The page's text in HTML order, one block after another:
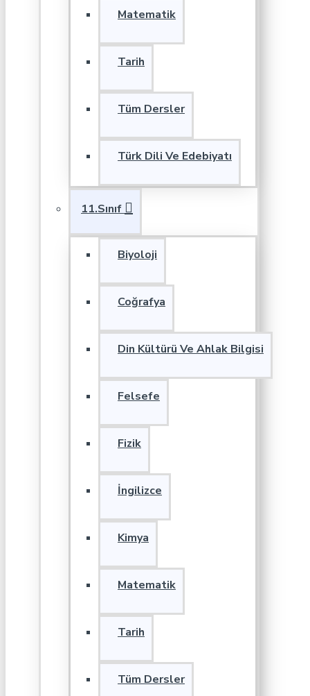
Matematik
Tarih
Tüm Dersler
Türk Dili Ve Edebiyatı
11.Sınıf
Biyoloji
Coğrafya
Din Kültürü Ve Ahlak Bilgisi
Felsefe
Fizik
İngilizce
Kimya
Matematik
Tarih
Tüm Dersler